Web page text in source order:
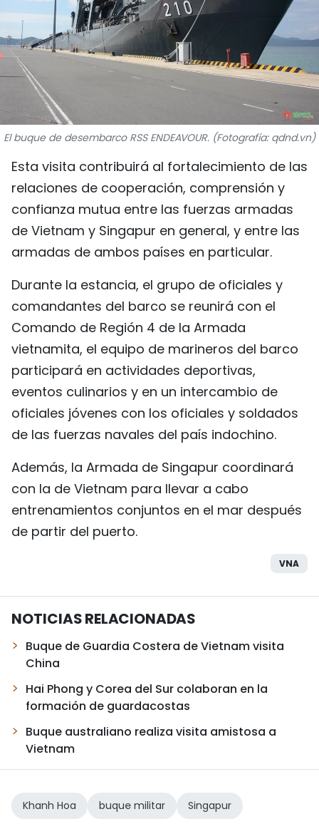
FOTOGRAFÍA
¿QUIÉNES SOMOS?
ENGLISH
中文
FRANÇAIS
РУССКИЙ
El buque de desembarco RSS ENDEAVOUR. (Fotografía: qdnd.vn)
Esta visita contribuirá al fortalecimiento de las
relaciones de cooperación, comprensión y
confianza mutua entre las fuerzas armadas
de Vietnam y Singapur en general, y entre las
armadas de ambos países en particular.
Durante la estancia, el grupo de oficiales y
comandantes del barco se reunirá con el
Comando de Región 4 de la Armada
vietnamita, el equipo de marineros del barco
participará en actividades deportivas,
eventos culinarios y en un intercambio de
oficiales jóvenes con los oficiales y soldados
de las fuerzas navales del país indochino.
Además, la Armada de Singapur coordinará
con la de Vietnam para llevar a cabo
entrenamientos conjuntos en el mar después
de partir del puerto.
VNA
NOTICIAS RELACIONADAS
Buque de Guardia Costera de Vietnam visita
China
Hai Phong y Corea del Sur colaboran en la
formación de guardacostas
Buque australiano realiza visita amistosa a
Vietnam
Khanh Hoa buque militar Singapur